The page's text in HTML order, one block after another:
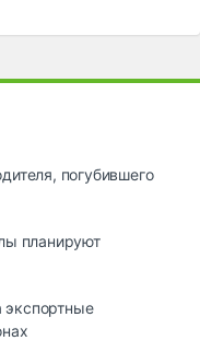
погубившего
планируют